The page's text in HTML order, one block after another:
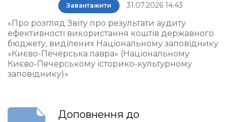
Завантажити 31.07.2026 14:43
«Про розгляд Звіту про результати аудиту
ефективності використання коштів державного
бюджету, виділених Національному заповіднику
«Києво-Печерська лавра» (Національному
Києво-Печерському історико-культурному
заповіднику)»
Доповнення до